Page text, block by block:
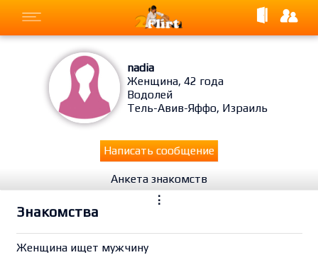
nadia
Женщина, 42 года
Водолей
Тель-Авив-Яффо, Израиль
Написать сообщение
Анкета знакомств
⋮
Знакомства
Женщина ищет мужчину